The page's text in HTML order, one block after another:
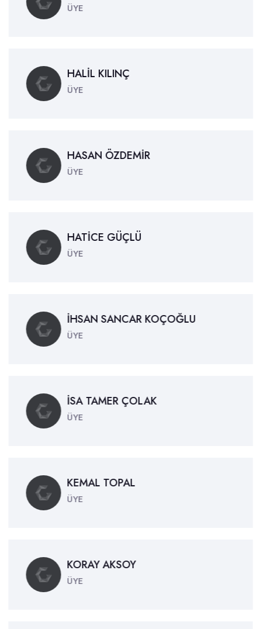
ÜYE
HALİL KILINÇ
ÜYE
HASAN ÖZDEMİR
ÜYE
HATİCE GÜÇLÜ
ÜYE
İHSAN SANCAR KOÇOĞLU
ÜYE
İSA TAMER ÇOLAK
ÜYE
KEMAL TOPAL
ÜYE
KORAY AKSOY
ÜYE